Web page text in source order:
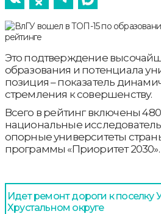
Это подтверждение
образования и потенциала
позиция – показатель
стремления к совершенству.
Всего в рейтинг включены 480
национальные
опорные университеты
программы «Приоритет 2030».
Идет ремонт дороги к поселку
Хрустальном округе